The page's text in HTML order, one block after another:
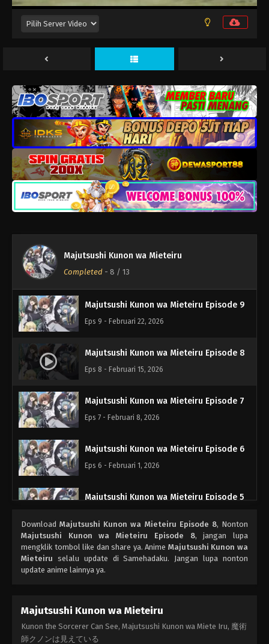
Majutsushi Kunon wa Mieteiru
Completed - 8 / 13
Majutsushi Kunon wa Mieteiru Episode 13
Eps 13 - Maret 22, 2026
Majutsushi Kunon wa Mieteiru Episode 12
Eps 12 - Maret 15, 2026
Majutsushi Kunon wa Mieteiru Episode 11
Majutsushi Kunon wa Mieteiru Episode 10
Eps 10 - Maret 1, 2026
Majutsushi Kunon wa Mieteiru Episode 9
Eps 9 - Februari 22, 2026
Majutsushi Kunon wa Mieteiru Episode 8
Eps 8 - Februari 15, 2026
Majutsushi Kunon wa Mieteiru Episode 7
Eps 7 - Februari 8, 2026
Majutsushi Kunon wa Mieteiru Episode 6
Eps 6 - Februari 1, 2026
Majutsushi Kunon wa Mieteiru Episode 5
Majutsushi Kunon wa Mieteiru Episode 4
Eps 4 - Januari 18, 2026
Eps 3 - Januari 11, 2026
Majutsushi Kunon wa Mieteiru Episode 2
DownloadMajutsushi Kunon wa Mieteiru Episode 8, Nonton
Majutsushi Kunon wa Mieteiru Episode 8, jangan lupa
mengklik tombol like dan share ya. Anime Majutsushi Kunon wa
Mieteiru selalu update di Samehadaku. Jangan lupa nonton
update anime lainnya ya.
Majutsushi Kunon wa Mieteiru
Kunon the Sorcerer Can See, Majutsushi Kunon wa Miete Iru, 魔術
師クノンは見えている